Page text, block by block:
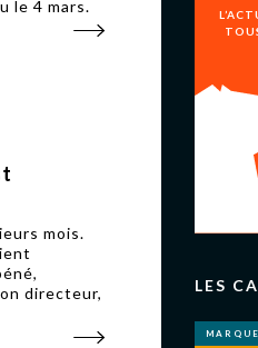
le 4 mars.
mois.
directeur,
LES